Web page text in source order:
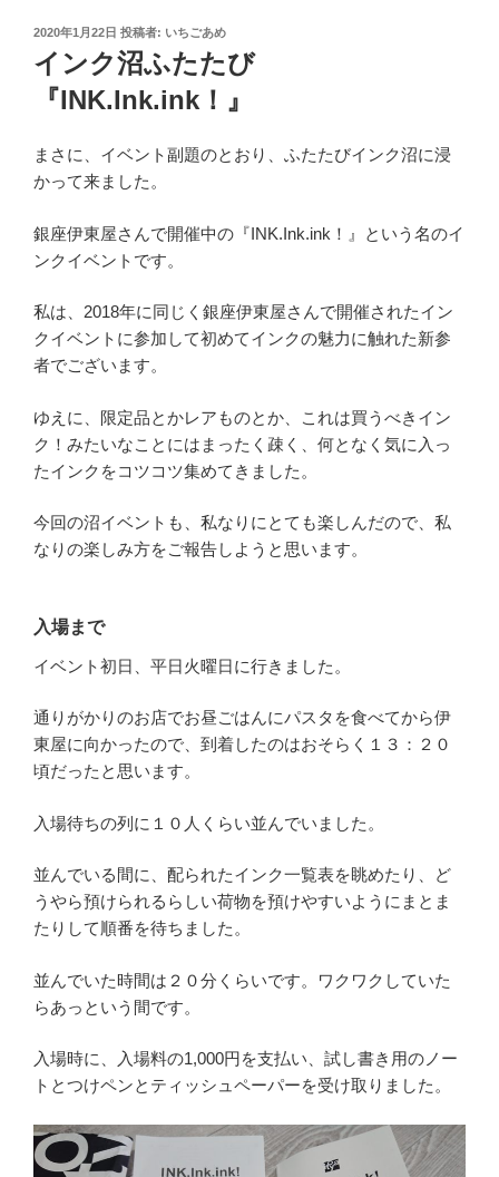
投
日:
2020年1月22日 投稿者: いちごあめ
インク沼ふたたび
『INK.Ink.ink！』
まさに、イベント副題のとおり、ふたたびインク沼に浸
かって来ました。
銀座伊東屋さんで開催中の『INK.Ink.ink！』という名のイ
ンクイベントです。
私は、2018年に同じく銀座伊東屋さんで開催されたイン
クイベントに参加して初めてインクの魅力に触れた新参
者でございます。
ゆえに、限定品とかレアものとか、これは買うべきイン
ク！みたいなことにはまったく疎く、何となく気に入っ
たインクをコツコツ集めてきました。
今回の沼イベントも、私なりにとても楽しんだので、私
なりの楽しみ方をご報告しようと思います。
入場まで
イベント初日、平日火曜日に行きました。
通りがかりのお店でお昼ごはんにパスタを食べてから伊
東屋に向かったので、到着したのはおそらく１３：２０
頃だったと思います。
入場待ちの列に１０人くらい並んでいました。
並んでいる間に、配られたインク一覧表を眺めたり、ど
うやら預けられるらしい荷物を預けやすいようにまとま
たりして順番を待ちました。
並んでいた時間は２０分くらいです。ワクワクしていた
らあっという間です。
入場時に、入場料の1,000円を支払い、試し書き用のノー
トとつけペンとティッシュペーパーを受け取りました。